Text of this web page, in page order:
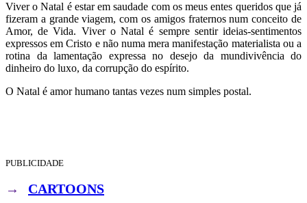
Viver o Natal é estar em saudade com os meus entes queridos que já
fizeram a grande viagem, com os amigos fraternos num conceito de
Amor, de Vida. Viver o Natal é sempre sentir ideias-sentimentos
expressos em Cristo e não numa mera manifestação materialista ou a
rotina da lamentação expressa no desejo da mundivivência do
dinheiro do luxo, da corrupção do espírito.
O Natal é amor humano tantas vezes num simples postal.
PUBLICIDADE
→ CARTOONS